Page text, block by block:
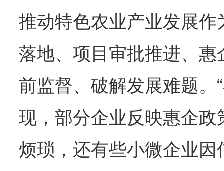
推动特色农业产业发展
落地、项目审批推进、
前监督、破解发展难题。
现，部分企业反映惠企
烦琐，还有些小微企业